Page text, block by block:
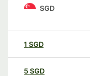
SGD
1 SGD
5 SGD